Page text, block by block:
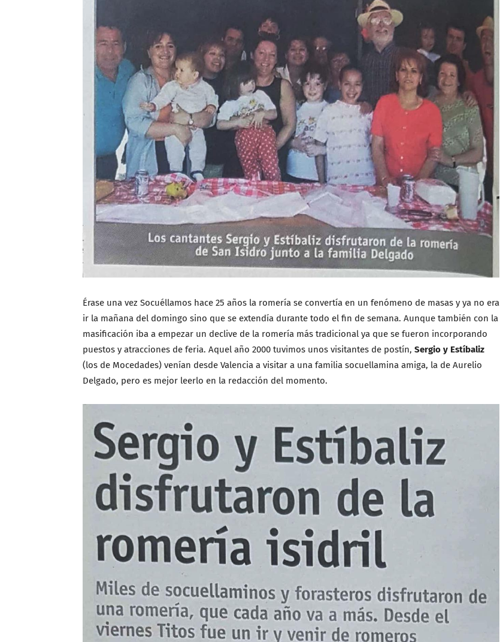
Érase una vez Socuéllamos hace 25 años la romería se convertía en un fenómeno de masas y ya no era
ir la mañana del domingo sino que se extendía durante todo el fin de semana. Aunque también con la
masificación iba a empezar un declive de la romería más tradicional ya que se fueron incorporando
puestos y atracciones de feria. Aquel año 2000 tuvimos unos visitantes de postín, Sergio y Estíbaliz
(los de Mocedades) venían desde Valencia a visitar a una familia socuellamina amiga, la de Aurelio
Delgado, pero es mejor leerlo en la redacción del momento.